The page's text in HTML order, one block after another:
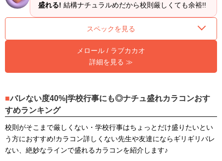
盛れる! 結構ナチュラルめだから校則厳しくても余裕!!
スペックを見る
メロール / ラブカカオ
詳細を見る ≫
バレない度40%|学校行事にも◎ナチュ盛れカラコンおす
すめランキング
校則がそこまで厳しくない・学校行事はちょっとだけ盛りたいとい
う方におすすめ!カラコン詳しくない先生や友達にならギリギリバレ
ない、絶妙なラインで盛れるカラコンを紹介します♪